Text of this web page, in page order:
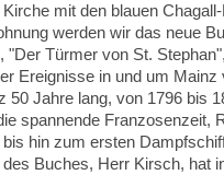
mit den blauen
werden wir das neue
"Der Türmer von St.
Ereignisse in und um Mainz
50 Jahre lang, von 1796 bis
spannende Franzosenzeit,
bis hin zum ersten
des Buches, Herr Kirsch, hat